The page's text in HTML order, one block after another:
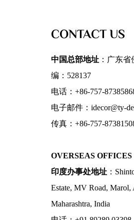
CONTACT US
中国总部地址 ：广东
编：528137
电话：+86-757-
电子邮件：idecor@ty-
传真：+86-757-
OVERSEAS OFFICES
印度办事处地址 ：
Estate, MV Road, Marol,
Maharashtra, India